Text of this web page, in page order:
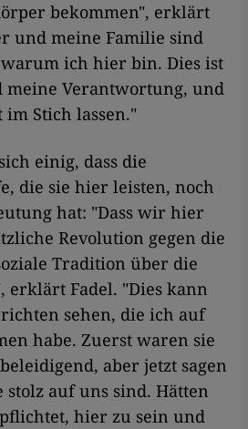
bekommen", erklärt
und meine Familie sind
ich hier bin. Dies ist
meine Verantwortung, und
Stich lassen."
einig, dass die
die sie hier leisten, noch
hat: "Dass wir hier
Revolution gegen die
Tradition über die
erklärt Fadel. "Dies kann
sehen, die ich auf
habe. Zuerst waren sie
aber jetzt sagen
stolz auf uns sind. Hätten
hier zu sein und